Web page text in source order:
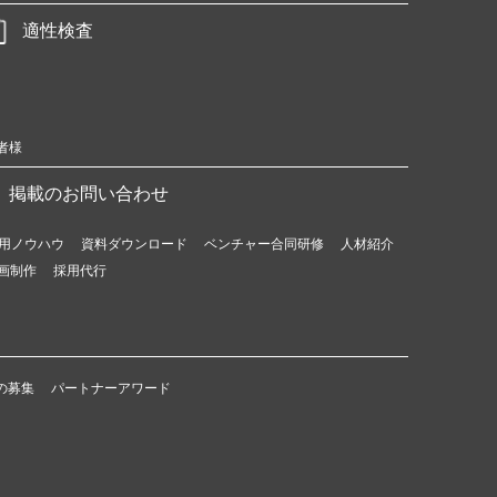
適性検査
様
掲載のお問い合わせ
ノウハウ 資料ダウンロード ベンチャー合同研修
人材紹介
制作
採用代行
募集 パートナーアワード